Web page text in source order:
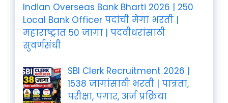
Indian Overseas Bank Bharti 2026 | 250
Local Bank Officer पदांची मेगा भरती |
महाराष्ट्रात 50 जागा | पदवीधरांसाठी
सुवर्णसंधी
SBI Clerk Recruitment 2026 |
1538 जागांसाठी भरती | पात्रता,
परीक्षा, पगार, अर्ज प्रक्रिया